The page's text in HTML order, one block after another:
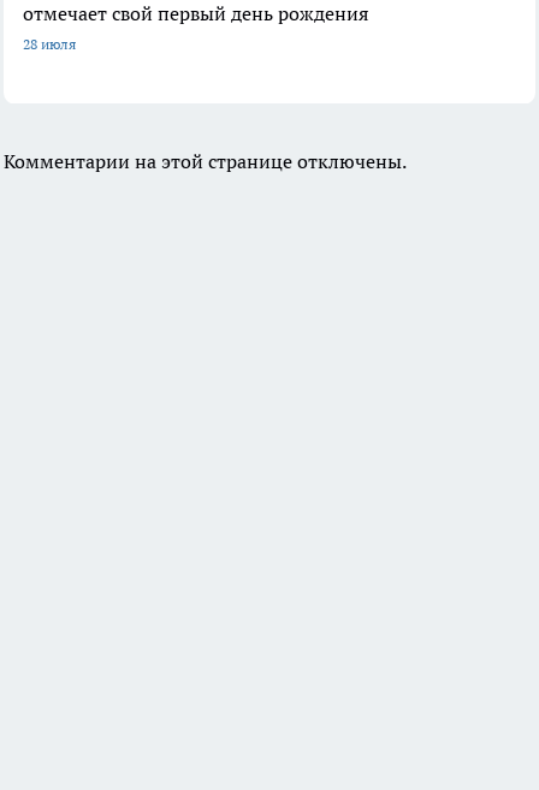
отмечает свой первый день рождения
28 июля
Комментарии на этой странице отключены.